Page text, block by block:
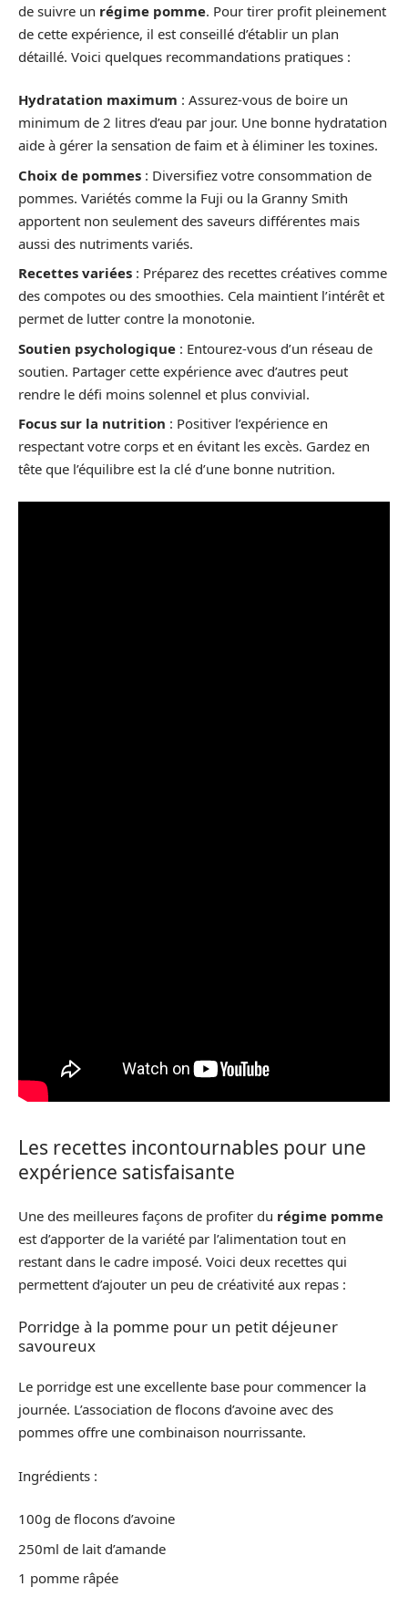
de suivre un régime pomme. Pour tirer profit pleinement
de cette expérience, il est conseillé d’établir un plan
détaillé. Voici quelques recommandations pratiques :
Hydratation maximum : Assurez-vous de boire un
minimum de 2 litres d’eau par jour. Une bonne hydratation
aide à gérer la sensation de faim et à éliminer les toxines.
Choix de pommes : Diversifiez votre consommation de
pommes. Variétés comme la Fuji ou la Granny Smith
apportent non seulement des saveurs différentes mais
aussi des nutriments variés.
Recettes variées : Préparez des recettes créatives comme
des compotes ou des smoothies. Cela maintient l’intérêt et
permet de lutter contre la monotonie.
Soutien psychologique : Entourez-vous d’un réseau de
soutien. Partager cette expérience avec d’autres peut
rendre le défi moins solennel et plus convivial.
Focus sur la nutrition : Positiver l’expérience en
respectant votre corps et en évitant les excès. Gardez en
tête que l’équilibre est la clé d’une bonne nutrition.
Les recettes incontournables pour une
expérience satisfaisante
Une des meilleures façons de profiter du régime pomme
est d’apporter de la variété par l’alimentation tout en
restant dans le cadre imposé. Voici deux recettes qui
permettent d’ajouter un peu de créativité aux repas :
Porridge à la pomme pour un petit déjeuner
savoureux
Le porridge est une excellente base pour commencer la
journée. L’association de flocons d’avoine avec des
pommes offre une combinaison nourrissante.
Ingrédients :
100g de flocons d’avoine
250ml de lait d’amande
1 pomme râpée